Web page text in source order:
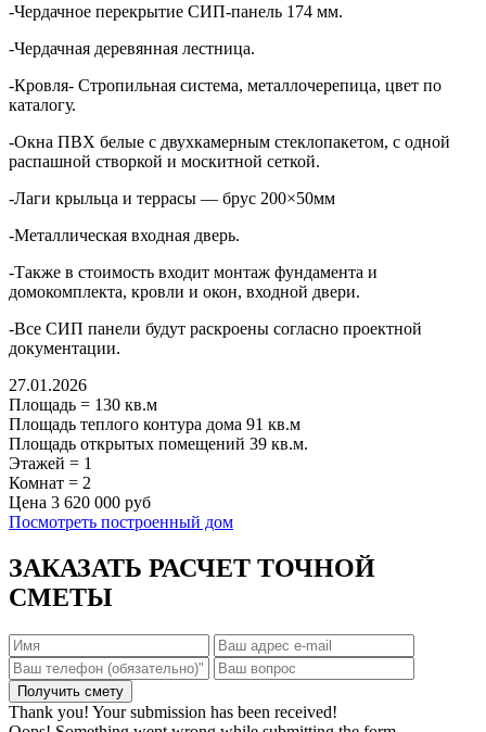
-Чердачное перекрытие СИП-панель 174 мм.
-Чердачная деревянная лестница.
-Кровля- Стропильная система, металлочерепица, цвет по
каталогу.
-Окна ПВХ белые с двухкамерным стеклопакетом, с одной
распашной створкой и москитной сеткой.
-Лаги крыльца и террасы — брус 200×50мм
-Металлическая входная дверь.
-Также в стоимость входит монтаж фундамента и
домокомплекта, кровли и окон, входной двери.
-Все СИП панели будут раскроены согласно проектной
документации.
27.01.2026
Площадь = 130 кв.м
Площадь теплого контура дома 91 кв.м
Площадь открытых помещений 39 кв.м.
Этажей = 1
Комнат = 2
Цена 3 620 000 руб
Посмотреть построенный дом
ЗАКАЗАТЬ РАСЧЕТ ТОЧНОЙ
СМЕТЫ
Thank you! Your submission has been received!